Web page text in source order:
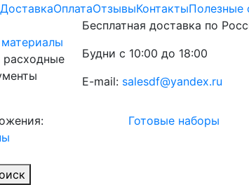
ДоставкаОплатаОтзывыКонтактыПолезные
расходные
Бесплатная доставка по
Будни с 10:00 до 18:00
E-mail: salesdf@yandex.ru
Готовые наборы